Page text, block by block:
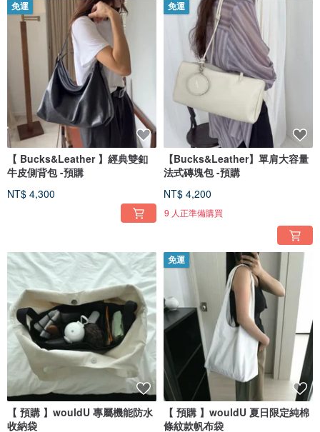
免運
【 Bucks&Leather 】經典雙釦
牛皮側背包 -預購
NT$ 4,300
免運
【Bucks&Leather】單肩大容量
法式磚塊包 -預購
NT$ 4,200
9 人正準備購買
【 預購 】wouldU 專屬機能防水
收納袋
免運
【 預購 】wouldU 夏日限定純棉
條紋款帆布袋